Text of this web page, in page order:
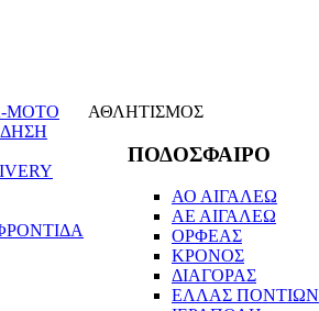
ΜΟΤΟ
ΑΘΛΗΤΙΣΜΟΣ
ΠΟΔΟΣΦΑΙΡΟ
ΑΟ ΑΙΓΑΛΕΩ
ΑΕ ΑΙΓΑΛΕΩ
ΟΡΦΕΑΣ
ΚΡΟΝΟΣ
ΔΙΑΓΟΡΑΣ
ΕΛΛΑΣ ΠΟΝΤΙΩΝ